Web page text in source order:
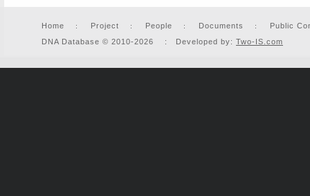
Home Project People Documents
Public
DNA Database © 2010-2026 : Developed by: Two-IS.com